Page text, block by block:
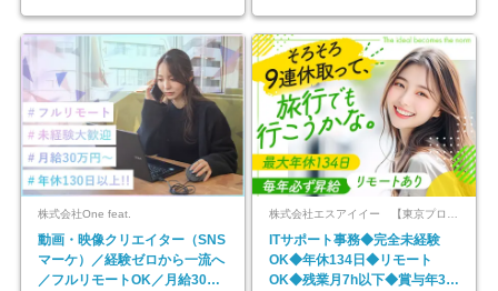
株式会社One feat.
動画・映像クリエイター（SNS
マーケ）／経験ゼロから一流へ
／フルリモートOK／月給30万
ITサポート事務◆完全未経験
OK◆年休134日◆リモート
OK◆残業月7h以下◆賞与年3回